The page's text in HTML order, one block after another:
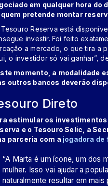
em qualquer hora do
quem pretende montar
Tesouro Reserva está
investir. Foi feito
a mercado, o que tira a
o investidor só vai ganhar”,
momento, a modalidade
outros bancos deverão
Direto
estimular os
e o Tesouro Selic, a
parceria com a jogadora de
“A Marta é um ícone, um dos
mulher. Isso vai ajudar a
naturalmente resultar em